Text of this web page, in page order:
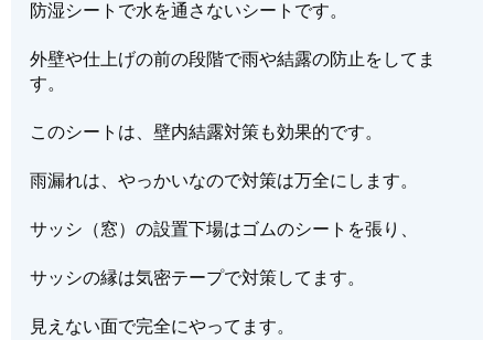
防湿シートで水を通さないシートです。
外壁や仕上げの前の段階で雨や結露の防止をしてま
す。
このシートは、壁内結露対策も効果的です。
雨漏れは、やっかいなので対策は万全にします。
サッシ（窓）の設置下場はゴムのシートを張り、
サッシの縁は気密テープで対策してます。
見えない面で完全にやってます。